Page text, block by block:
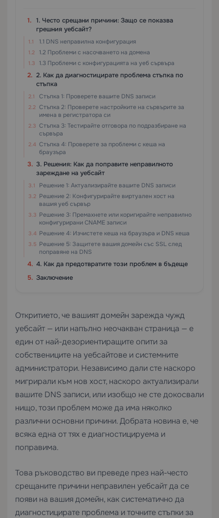
1. Често срещани причини: Защо се показва
грешния уебсайт?
1.1 DNS неправилна конфигурация
1.2 Проблеми с насочването на домена
1.3 Проблеми с конфигурацията на уеб сървъра
2. Как да диагностицирате проблема стъпка по
стъпка
Стъпка 1: Проверете вашите DNS записи
Стъпка 2: Проверете настройките на сървърите за
имена в регистратора си
Стъпка 3: Тестирайте отговора по подразбиране на
сървъра
Стъпка 4: Проверете за проблеми с кеша на
браузъра
3. Решения: Как да поправите неправилното
зареждане на уебсайт
Решение 1: Актуализирайте вашите DNS записи
Решение 2: Конфигурирайте виртуален хост на
вашия уеб сървър
Решение 3: Премахнете или коригирайте неправилно
конфигурирани CNAME записи
Решение 4: Изчистете кеша на браузъра и DNS кеша
Решение 5: Защитете вашия домейн със SSL след
поправяне на DNS
4. Как да предотвратите този проблем в бъдеще
Заключение
Откритието, че вашият домейн зарежда чужд
уебсайт — или напълно неочакван страница — е
един от най-дезориентиращите опити за
собствениците на уебсайтове и системните
администратори. Независимо дали сте наскоро
мигрирали към нов хост, наскоро актуализирали
вашите DNS записи, или изобщо не сте докосвали
нищо, този проблем може да има няколко
различни основни причини. Добрата новина е, че
всяка една от тях е диагностицируема и
поправима.
Това ръководство ви преведе през най-често
срещаните причини неправилен уебсайт да се
появи на вашия домейн, как систематично да
диагностицирате проблема и точните стъпки за